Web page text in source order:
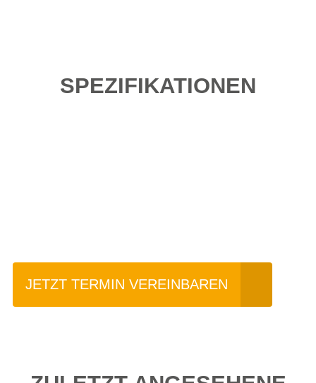
SPEZIFIKATIONEN
JETZT TERMIN VEREINBAREN